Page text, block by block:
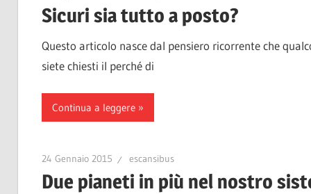
Sicuri sia tutto a posto?
Questo articolo nasce dal pensiero ricorrente che
siete chiesti il perché di
Continua a leggere
24 Gennaio 2015 escansibus
Due pianeti in più nel nostro